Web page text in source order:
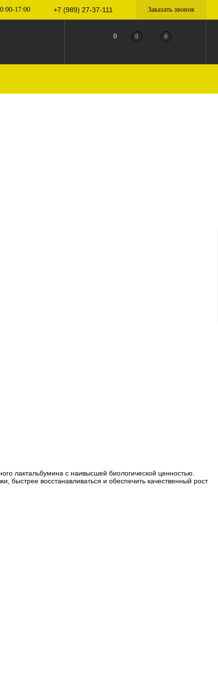
17:00 +7 (989) 27-37-111 Заказать звонок
0 0 0
лактальбумина с наивысшей биологической ценностью.
быстрее восстанавливаться и обеспечить качественный рост